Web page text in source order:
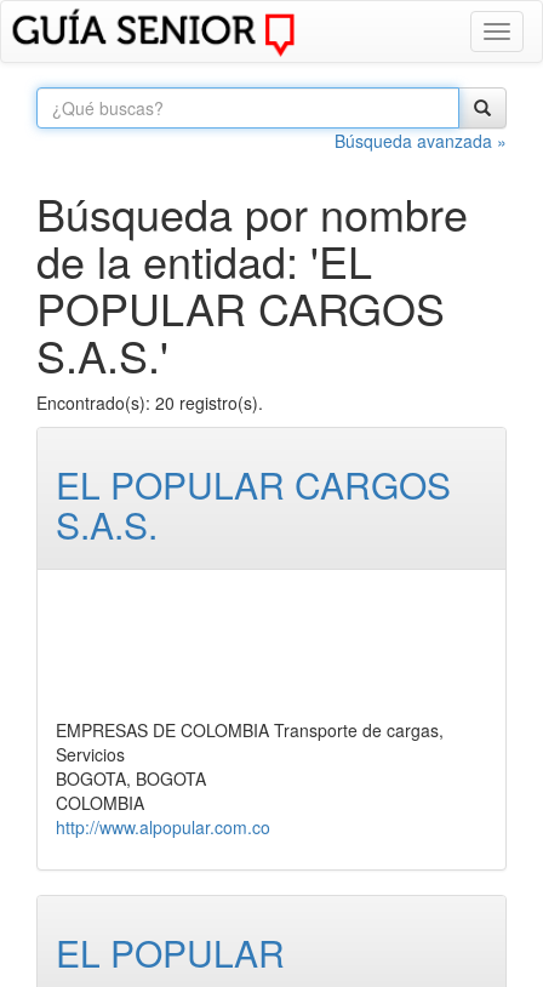
Búsqueda avanzada »
Búsqueda por nombre
de la entidad: 'EL
POPULAR CARGOS
S.A.S.'
Encontrado(s): 20 registro(s).
EL POPULAR CARGOS
S.A.S.
EMPRESAS DE COLOMBIA Transporte de cargas,
Servicios
BOGOTA, BOGOTA
COLOMBIA
http://www.alpopular.com.co
EL POPULAR